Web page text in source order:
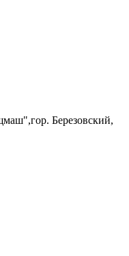
Березовский,